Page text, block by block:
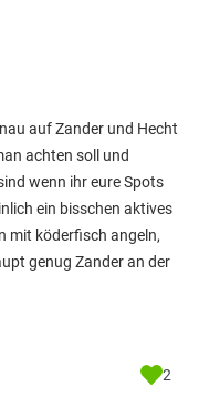
auf Zander und Hecht
achten soll und
wenn ihr eure Spots
ein bisschen aktives
mit köderfisch angeln,
genug Zander an der
2